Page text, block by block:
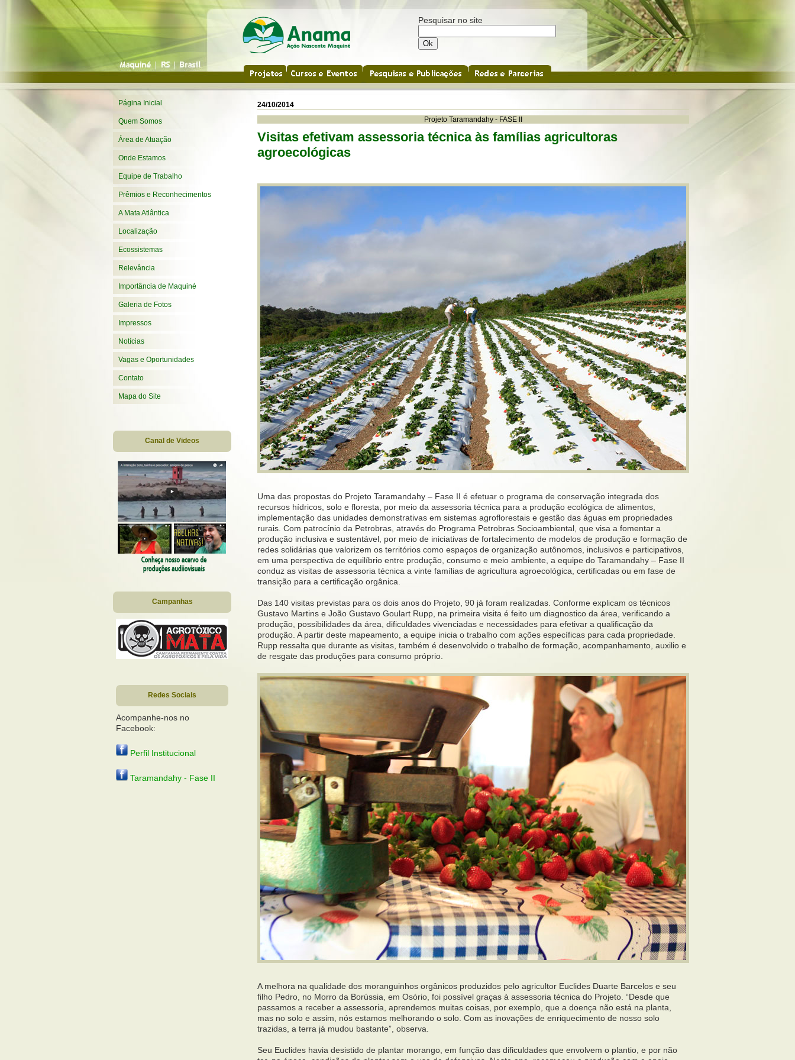
Pesquisar no site
Página Inicial
Quem Somos
Área de Atuação
Onde Estamos
Equipe de Trabalho
Prêmios e Reconhecimentos
A Mata Atlântica
Localização
Ecossistemas
Relevância
Importância de Maquiné
Galeria de Fotos
Impressos
Notícias
Vagas e Oportunidades
Contato
Mapa do Site
Canal de Videos
Campanhas
Redes Sociais
Acompanhe-nos no
Facebook:
Perfil Institucional
Taramandahy - Fase II
24/10/2014
Projeto Taramandahy - FASE II
Visitas efetivam assessoria técnica às famílias agricultoras
agroecológicas
Uma das propostas do Projeto Taramandahy – Fase II é efetuar o programa de conservação integrada dos
recursos hídricos, solo e floresta, por meio da assessoria técnica para a produção ecológica de alimentos,
implementação das unidades demonstrativas em sistemas agroflorestais e gestão das águas em propriedades
rurais. Com patrocínio da Petrobras, através do Programa Petrobras Socioambiental, que visa a fomentar a
produção inclusiva e sustentável, por meio de iniciativas de fortalecimento de modelos de produção e formação de
redes solidárias que valorizem os territórios como espaços de organização autônomos, inclusivos e participativos,
em uma perspectiva de equilíbrio entre produção, consumo e meio ambiente, a equipe do Taramandahy – Fase II
conduz as visitas de assessoria técnica a vinte famílias de agricultura agroecológica, certificadas ou em fase de
transição para a certificação orgânica.
Das 140 visitas previstas para os dois anos do Projeto, 90 já foram realizadas. Conforme explicam os técnicos
Gustavo Martins e João Gustavo Goulart Rupp, na primeira visita é feito um diagnostico da área, verificando a
produção, possibilidades da área, dificuldades vivenciadas e necessidades para efetivar a qualificação da
produção. A partir deste mapeamento, a equipe inicia o trabalho com ações específicas para cada propriedade.
Rupp ressalta que durante as visitas, também é desenvolvido o trabalho de formação, acompanhamento, auxilio e
de resgate das produções para consumo próprio.
A melhora na qualidade dos moranguinhos orgânicos produzidos pelo agricultor Euclides Duarte Barcelos e seu
filho Pedro, no Morro da Borússia, em Osório, foi possível graças à assessoria técnica do Projeto. “Desde que
passamos a receber a assessoria, aprendemos muitas coisas, por exemplo, que a doença não está na planta,
mas no solo e assim, nós estamos melhorando o solo. Com as inovações de enriquecimento de nosso solo
trazidas, a terra já mudou bastante”, observa.
Seu Euclides havia desistido de plantar morango, em função das dificuldades que envolvem o plantio, e por não